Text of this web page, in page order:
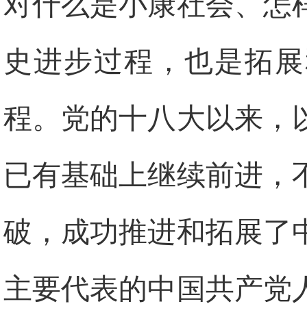
史进步过程，也是拓
程。党的十八大以来，
已有基础上继续前进，
破，成功推进和拓展了
主要代表的中国共产党